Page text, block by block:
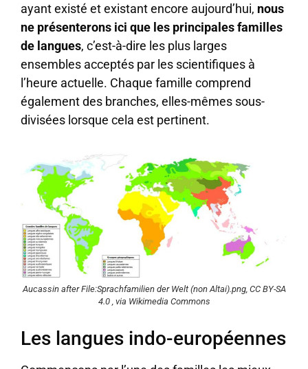
ayant existé et existant encore aujourd’hui, nous
ne présenterons ici que les principales familles
de langues, c’est-à-dire les plus larges
ensembles acceptés par les scientifiques à
l’heure actuelle. Chaque famille comprend
également des branches, elles-mêmes sous-
divisées lorsque cela est pertinent.
Aucassin after File:Sprachfamilien der Welt (non Altai).png, CC BY-SA
4.0 , via Wikimedia Commons
Les langues indo-européennes